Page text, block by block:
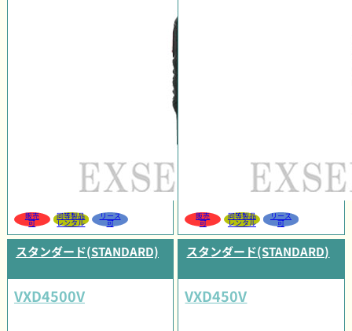
販売
可
同等製品
レンタル
リース
可
販売
可
同等製品
レンタル
リース
可
スタンダード(STANDARD)
VXD4500V
スタンダード(STANDARD)
VXD450V